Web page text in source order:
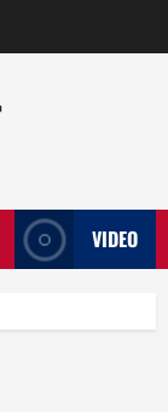
VIDEO